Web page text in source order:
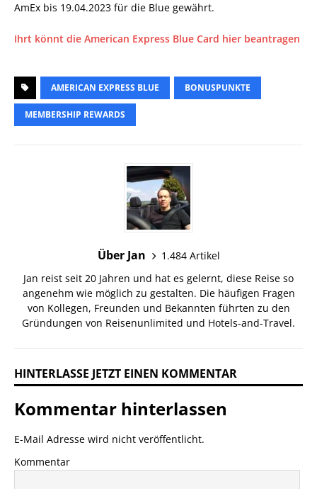
AmEx bis 19.04.2023 für die Blue gewährt.
Ihrt könnt die American Express Blue Card hier beantragen
AMERICAN EXPRESS BLUE BONUSPUNKTE
MEMBERSHIP REWARDS
Über Jan
1.484 Artikel
Jan reist seit 20 Jahren und hat es gelernt, diese Reise so
angenehm wie möglich zu gestalten. Die häufigen Fragen
von Kollegen, Freunden und Bekannten führten zu den
Gründungen von Reisenunlimited und Hotels-and-Travel.
HINTERLASSE JETZT EINEN KOMMENTAR
Kommentar hinterlassen
E-Mail Adresse wird nicht veröffentlicht.
Kommentar